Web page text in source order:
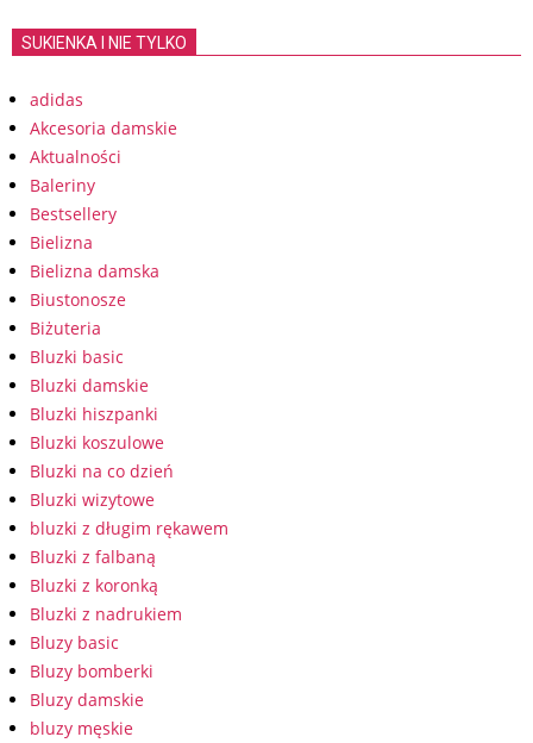
SUKIENKA I NIE TYLKO
adidas
Akcesoria damskie
Aktualności
Baleriny
Bestsellery
Bielizna
Bielizna damska
Biustonosze
Biżuteria
Bluzki basic
Bluzki damskie
Bluzki hiszpanki
Bluzki koszulowe
Bluzki na co dzień
Bluzki wizytowe
bluzki z długim rękawem
Bluzki z falbaną
Bluzki z koronką
Bluzki z nadrukiem
Bluzy basic
Bluzy bomberki
Bluzy damskie
bluzy męskie